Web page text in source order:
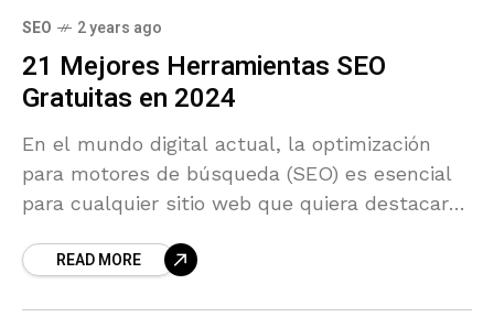
SEO 2 years ago
21 Mejores Herramientas SEO
Gratuitas en 2024
En el mundo digital actual, la optimización
para motores de búsqueda (SEO) es esencial
para cualquier sitio web que quiera destacar
READ MORE